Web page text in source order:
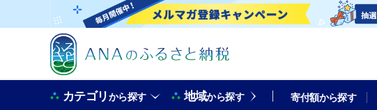
カテゴリから探す 地域から探す 寄付額から探す